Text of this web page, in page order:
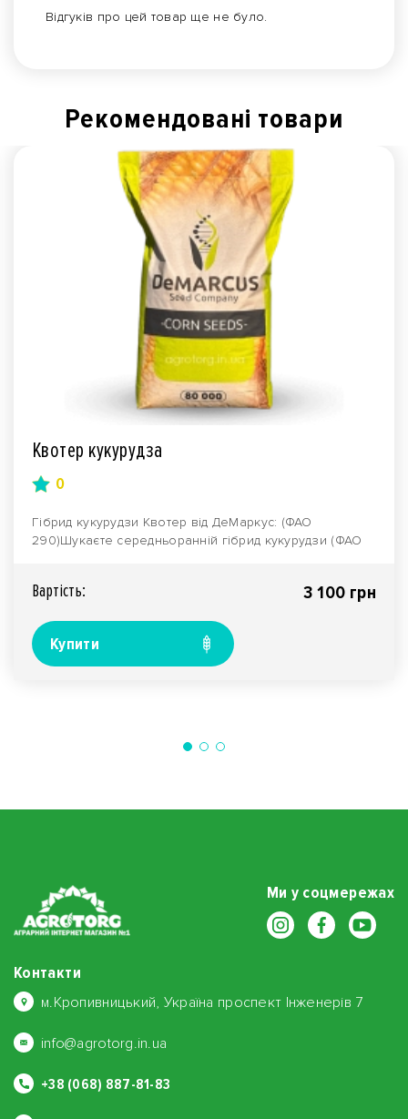
Відгуків про цей товар ще не було.
Рекомендованi товари
Квотер кукурудза
0
Гібрид кукурудзи Квотер від ДеМаркус: (ФАО
290)Шукаєте середньоранній гібрид кукурудзи (ФАО
Вартiсть: 3 100 грн
Купити
Ми у соцмережах
Контакти
м.Кропивницький, Україна проспект Інженерів 7
info@agrotorg.in.ua
+38 (068) 887-81-83